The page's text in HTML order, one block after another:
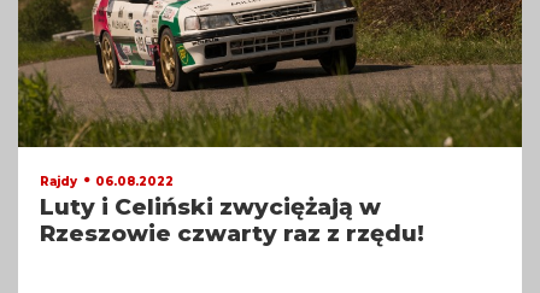
Rajdy 06.08.2022
Luty i Celiński zwyciężają w
Rzeszowie czwarty raz z rzędu!